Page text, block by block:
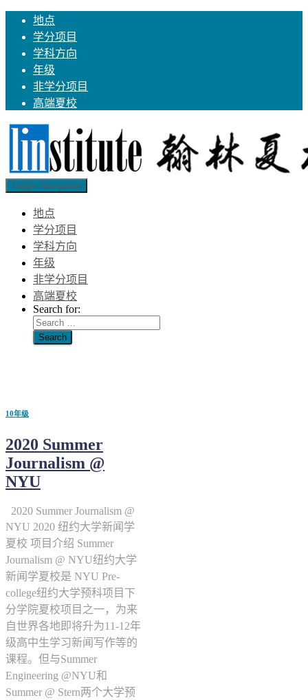
地点
学分项目
学科方向
年级
非学分项目
高端夏校
Toggle Navigation
地点
学分项目
学科方向
年级
非学分项目
高端夏校
Search for:
10年级
2020 Summer
Journalism @
NYU
2020 Summer Journalism @
NYU 2020 纽约大学新闻学
夏校 项目介绍 Summer
Journalism @ NYU纽约大学
新闻学夏校是 NYU Pre-
college纽约大学预科项目下
分学院夏校项目之一，为来
自世界各地即将升为11-12年
级高中生学习新闻写作等的
课程。但与Summer
Engineering @NYU和
Summer @ Stern两个大学预